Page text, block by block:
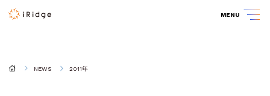
MENU
NEWS 2011年